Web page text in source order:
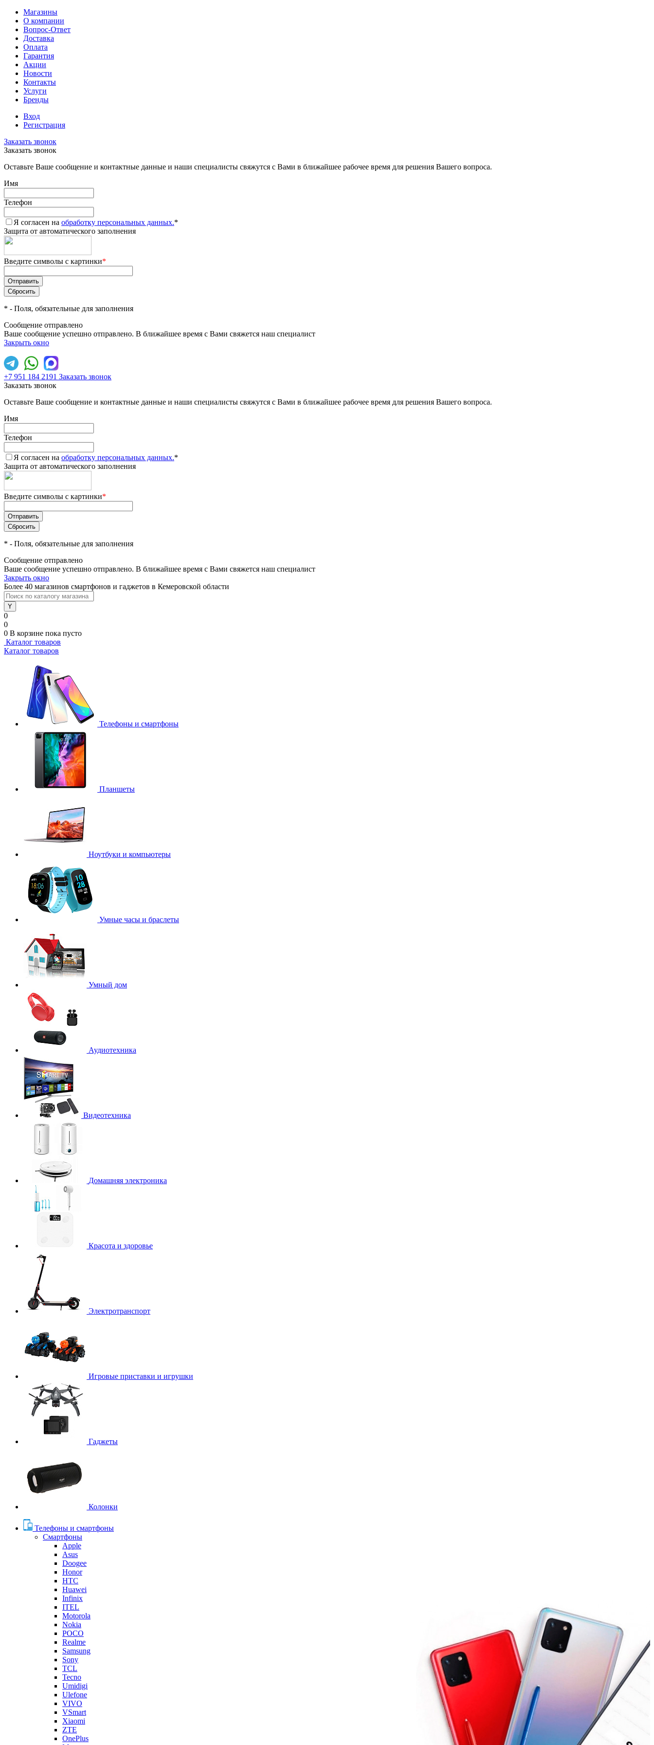
Магазины
О компании
Вопрос-Ответ
Доставка
Оплата
Гарантия
Акции
Новости
Контакты
Услуги
Бренды
Вход
Регистрация
Заказать звонок
Заказать звонок
Оставьте Ваше сообщение и контактные данные и наши специалисты свяжутся с Вами в ближайшее рабочее время для решения Вашего вопроса.
Имя
Телефон
Я согласен на обработку персональных данных.*
Защита от автоматического заполнения
Введите символы с картинки*
* - Поля, обязательные для заполнения
Сообщение отправлено
Ваше сообщение успешно отправлено. В ближайшее время с Вами свяжется наш специалист
Закрыть окно
+7 951 184 2191 Заказать звонок
Заказать звонок
Оставьте Ваше сообщение и контактные данные и наши специалисты свяжутся с Вами в ближайшее рабочее время для решения Вашего вопроса.
Имя
Телефон
Я согласен на обработку персональных данных.*
Защита от автоматического заполнения
Введите символы с картинки*
* - Поля, обязательные для заполнения
Сообщение отправлено
Ваше сообщение успешно отправлено. В ближайшее время с Вами свяжется наш специалист
Закрыть окно
Более 40 магазинов смартфонов и гаджетов в Кемеровской области
0
0
0 В корзине пока пусто
Каталог товаров
Каталог товаров
Телефоны и смартфоны
Планшеты
Ноутбуки и компьютеры
Умные часы и браслеты
Умный дом
Аудиотехника
Видеотехника
Домашняя электроника
Красота и здоровье
Электротранспорт
Игровые приставки и игрушки
Гаджеты
Колонки
Телефоны и смартфоны
Смартфоны
Apple
Asus
Doogee
Honor
HTC
Huawei
Infinix
ITEL
Motorola
Nokia
POCO
Realme
Samsung
Sony
TCL
Tecno
Umidigi
Ulefone
VIVO
VSmart
Xiaomi
ZTE
OnePlus